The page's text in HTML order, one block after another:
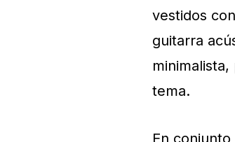
vestidos
guitarra
tema.